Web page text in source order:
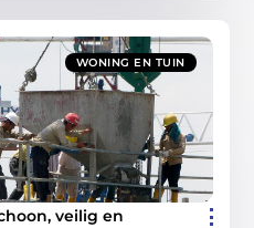
WONING EN TUIN
veilig en